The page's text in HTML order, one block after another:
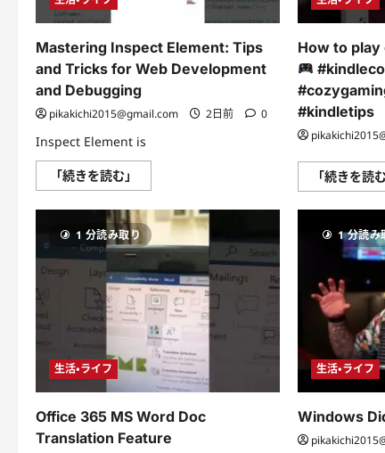
む
Mastering Inspect Element: Tips
and Tricks for Web Development
and Debugging
pikakichi2015@gmail.com 2日前 0
Inspect Element is
「続きを読む」
Inspect
Tips
and
Tricks
for
Web
Development
and
Debugging
に
つ
い
て
さ
ら
む
How to
#kindletips
「続きを読む
1 分読み取り
生活・ライフ
Office 365 MS Word Doc
Translation Feature
1 分読み
生活・ライフ
Windows